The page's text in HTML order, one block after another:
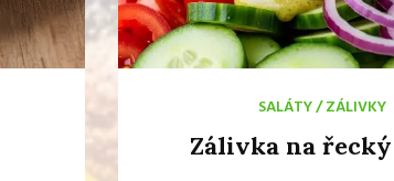
SALÁTY/ZÁLIVKY
Zálivka na